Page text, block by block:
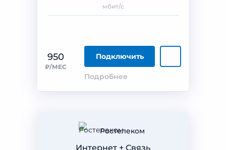
950
₽/МЕС
Подключить
Подробнее
мбит/с
Ростелеком
Интернет + Связь